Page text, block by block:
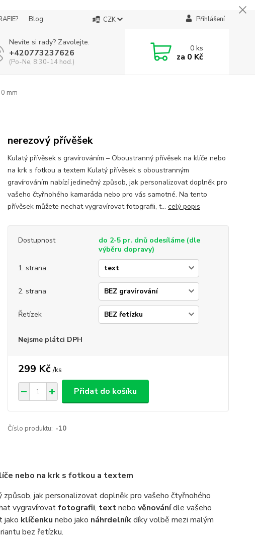
Blog CZK Přihlášení
Nevíte si rady? Zavolejte.
+420773237626
(Po-Ne, 8:30-14 hod.)
0ks
za 0 Kč
mm
nerezový přívěšek
Kulatý přívěsek s gravírováním – Oboustranný přívěsek na klíče nebo
na krk s fotkou a textem Kulatý přívěsek s oboustranným
gravírováním nabízí jedinečný způsob, jak personalizovat doplněk pro
vašeho čtyřnohého kamaráda nebo pro vás samotné. Na tento
přívěsek můžete nechat vygravírovat fotografii, t... celý popis
Dostupnost
do 2-5 pr. dnů odesíláme (dle
výběru dopravy)
1. strana
2. strana
Řetízek
Nejsme plátci DPH
299 Kč /ks
Přidat do košíku
Číslo produktu: -10
nebo na krk s fotkou a textem
způsob, jak personalizovat doplněk pro vašeho čtyřnohého
vygravírovatfotografii, textnebo věnovánídle vašeho
jako klíčenku nebo jako náhrdelníkdíky volbě mezi malým
bez řetízku.